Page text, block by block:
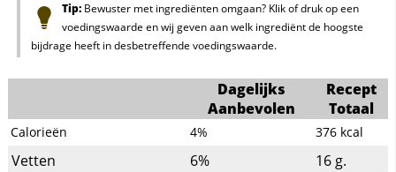
Tip:Bewuster met ingrediënten omgaan? Klik of druk op een
voedingswaarde en wij geven aan welk ingrediënt de hoogste
bijdrage heeft in desbetreffende voedingswaarde.
Dagelijks
Aanbevolen
Recept
Totaal
Calorieën 4% 376 kcal
Vetten 6% 16 g.